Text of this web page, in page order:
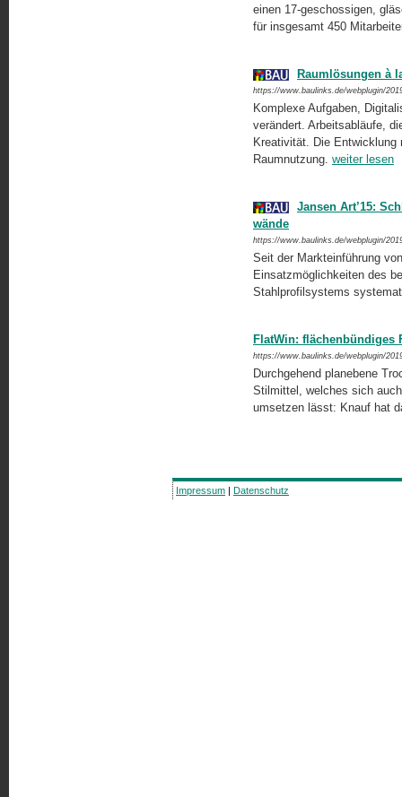
einen 17-geschossigen,
für insgesamt 450
Raumlösungen à
https://www.baulinks.de/webplugin/
Komplexe Aufgaben,
verändert. Arbeitsabläufe,
Kreativität. Die Entwicklung
Raumnutzung. weiter lesen
Jansen Art’15:
wände
https://www.baulinks.de/webplugin/
Seit der Markteinführung
Einsatzmöglichkeiten des
Stahlprofilsystems
FlatWin: flächenbündiges
https://www.baulinks.de/webplugin/
Durchgehend planebene
Stilmittel, welches sich
umsetzen lässt: Knauf hat
Impressum | Datenschutz